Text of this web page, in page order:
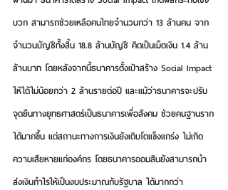
บวก สามารถช่วยเหลือคนไทยจำนวนกว่า 13 ล้านคน จาก
จำนวนบัญชีทั้งสิ้น 18.8 ล้านบัญชี คิดเป็นเม็ดเงิน 1.4 ล้าน
ล้านบาท โดยหลังจากนี้ธนาคารตั้งเป้าสร้าง Social Impact
ให้ได้ไม่น้อยกว่า 2 ล้านรายต่อปี และแม้ว่าธนาคารจะปรับ
จุดยืนทางยุทธศาสตร์เป็นธนาคารเพื่อสังคม ช่วยคนฐานราก
ได้มากขึ้น แต่สถานะทางการเงินยังเติบโตแข็งแกร่ง ไม่เกิด
ความเสียหายแก่องค์กร โดยธนาคารออมสินยังสามารถนำ
ส่งเงินกำไรให้เป็นงบประมาณกับรัฐบาล ได้มากกว่า